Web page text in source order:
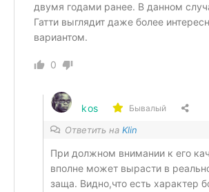
двумя годами ранее. В данном
Гатти выглядит даже более
вариантом.
0
kos Бывалый
Ответить на Klin
При должном внимании к его
вполне может вырасти в
заща. Видно,что есть характер